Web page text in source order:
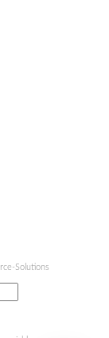
Solutions